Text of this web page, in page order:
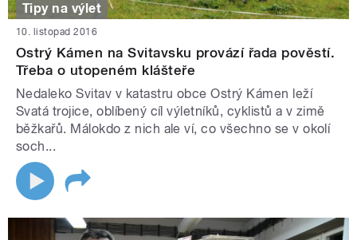
Tipy na výlet
10. listopad 2016
Ostrý Kámen na Svitavsku provází řada pověstí.
Třeba o utopeném klášteře
Nedaleko Svitav v katastru obce Ostrý Kámen leží
Svatá trojice, oblíbený cíl výletníků, cyklistů a v zimě
běžkařů. Málokdo z nich ale ví, co všechno se v okolí
soch...